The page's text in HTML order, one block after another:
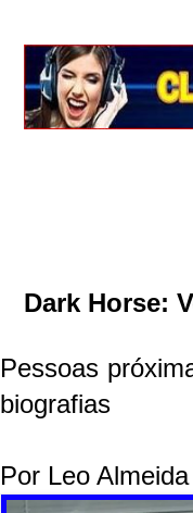
Dark Horse:
Pessoas
biografias
Por Leo Almeida